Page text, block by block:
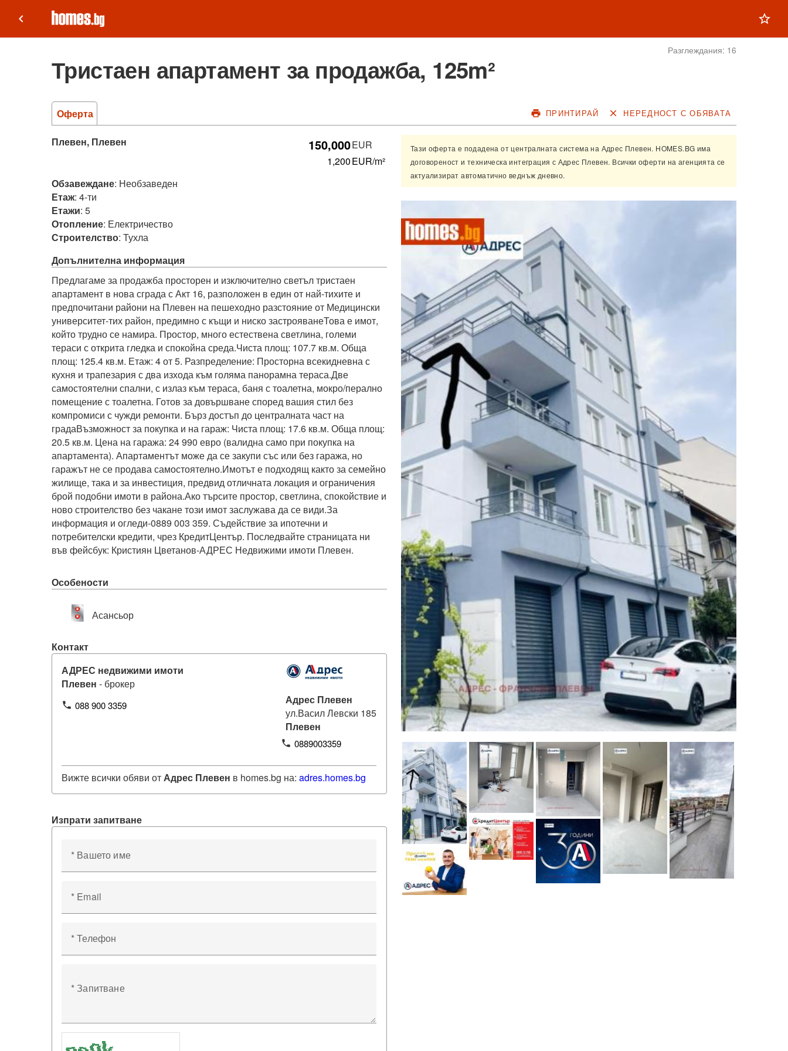
keyboard_arrow_left star_outline
Разглеждания: 16
Тристаен апартамент за продажба, 125m²
Оферта print ПРИНТИРАЙ close НЕРЕДНОСТ С ОБЯВАТА
Тази оферта е подадена от централната система на Адрес Плевен. HOMES.BG има
договореност и техническа интеграция с Адрес Плевен. Всички оферти на агенцията се
актуализират автоматично веднъж дневно.
Плевен, Плевен 150,000EUR
1,200EUR/m²
Обзавеждане: Необзаведен
Етаж: 4-ти
Етажи: 5
Отопление: Електричество
Строителство: Тухла
Допълнителна информация
Предлагаме за продажба просторен и изключително светъл тристаен
апартамент в нова сграда с Акт 16, разположен в един от най-тихите и
предпочитани райони на Плевен на пешеходно разстояние от Медицински
университет-тих район, предимно с къщи и ниско застрояванеТова е имот,
който трудно се намира. Простор, много естествена светлина, големи
тераси с открита гледка и спокойна среда.Чиста площ: 107.7 кв.м. Обща
площ: 125.4 кв.м. Етаж: 4 от 5. Разпределение: Просторна всекидневна с
кухня и трапезария с два изхода към голяма панорамна тераса.Две
самостоятелни спални, с излаз към тераса, баня с тоалетна, мокро/перално
помещение с тоалетна. Готов за довършване според вашия стил без
компромиси с чужди ремонти. Бърз достъп до централната част на
градаВъзможност за покупка и на гараж: Чиста площ: 17.6 кв.м. Обща площ:
20.5 кв.м. Цена на гаража: 24 990 евро (валидна само при покупка на
апартамента). Апартаментът може да се закупи със или без гаража, но
гаражът не се продава самостоятелно.Имотът е подходящ както за семейно
жилище, така и за инвестиция, предвид отличната локация и ограничения
брой подобни имоти в района.Ако търсите простор, светлина, спокойствие и
ново строителство без чакане този имот заслужава да се види.За
информация и огледи-0889 003 359. Съдействие за ипотечни и
потребителски кредити, чрез КредитЦентър. Последвайте страницата ни
във фейсбук: Кристиян Цветанов-АДРЕС Недвижими имоти Плевен.
Особености
Асансьор
Контакт
АДРЕС недвижими имоти
Плевен - брокер
phone 088 900 3359
Адрес Плевен
ул.Васил Левски 185
Плевен
phone 0889003359
Вижте всички обяви отАдрес Плевен в homes.bg на: adres.homes.bg
Изпрати запитване
* Вашето име
* Email
* Телефон
* Запитване